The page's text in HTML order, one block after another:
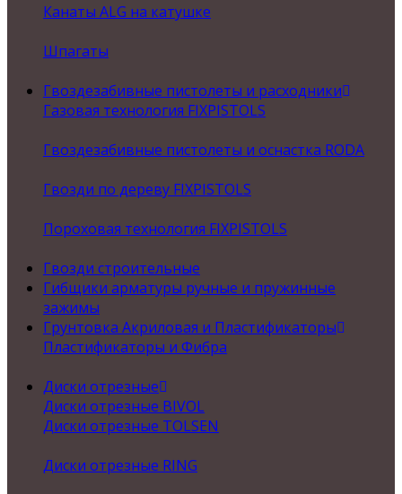
Канаты ALG на катушке
Шпагаты
Гвоздезабивные пистолеты и расходники
Газовая технология FIXPISTOLS
Гвоздезабивные пистолеты и оснастка RODA
Гвозди по дереву FIXPISTOLS
Пороховая технология FIXPISTOLS
Гвозди строительные
Гибщики арматуры ручные и пружинные
зажимы
Грунтовка Акриловая и Пластификаторы
Пластификаторы и Фибра
Диски отрезные
Диски отрезные BIVOL
Диски отрезные TOLSEN
Диски отрезные RING